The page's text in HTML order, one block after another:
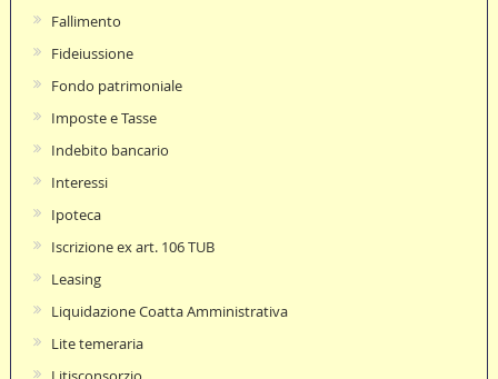
Fallimento
Fideiussione
Fondo patrimoniale
Imposte e Tasse
Indebito bancario
Interessi
Ipoteca
Iscrizione ex art. 106 TUB
Leasing
Liquidazione Coatta Amministrativa
Lite temeraria